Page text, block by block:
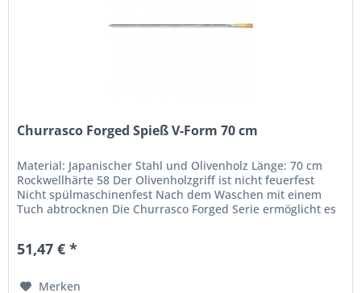
Churrasco Forged Spieß V-Form 70 cm
Material: Japanischer Stahl und Olivenholz Länge: 70 cm
Rockwellhärte 58 Der Olivenholzgriff ist nicht feuerfest
Nicht spülmaschinenfest Nach dem Waschen mit einem
Tuch abtrocknen Die Churrasco Forged Serie ermöglicht es
51,47 € *
Merken